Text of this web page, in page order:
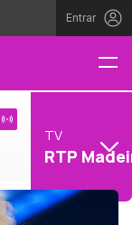
Entrar
TV
RTP